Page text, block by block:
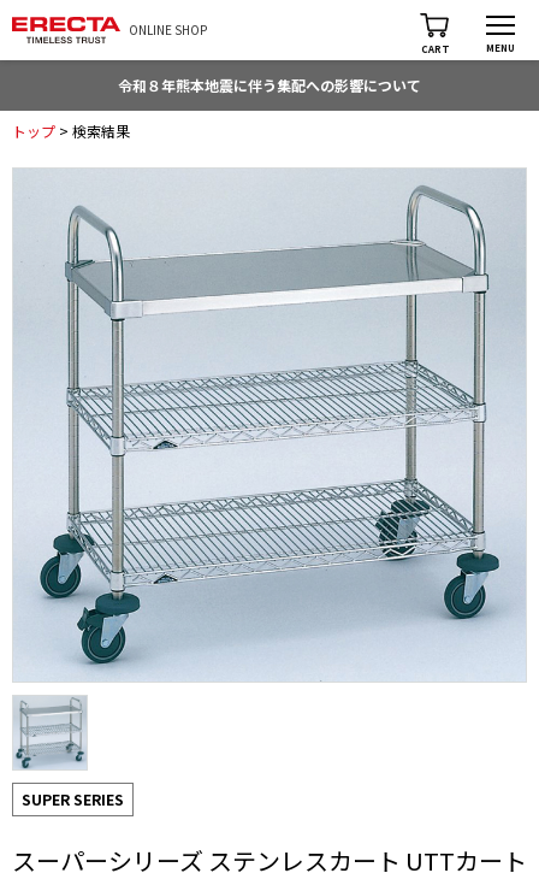
ONLINE SHOP
CART MENU
令和８年熊本地震に伴う集配への影響について
トップ > 検索結果
SUPER SERIES
スーパーシリーズ ステンレスカート UTTカート